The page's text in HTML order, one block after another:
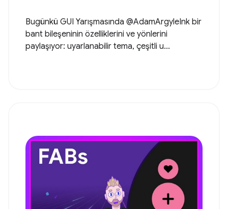
Bugünkü GUI Yarışmasında @AdamArgyleInk bir
bant bileşeninin özelliklerini ve yönlerini
paylaşıyor: uyarlanabilir tema, çeşitli u...